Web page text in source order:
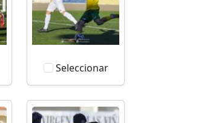
Seleccionar